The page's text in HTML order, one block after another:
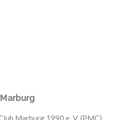
Marburg 1990 e. V. (PMC)